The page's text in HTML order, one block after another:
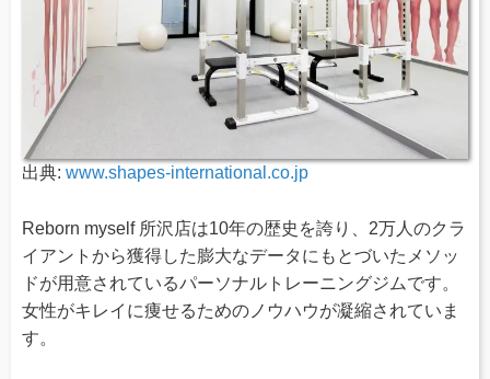
出典: www.shapes-international.co.jp
Reborn myself 所沢店は10年の歴史を誇り、2万人のクラ
イアントから獲得した膨大なデータにもとづいたメソッ
ドが用意されているパーソナルトレーニングジムです。
女性がキレイに痩せるためのノウハウが凝縮されていま
す。